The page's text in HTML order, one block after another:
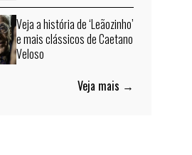
Veja a história de ‘Leãozinho’
e mais clássicos de Caetano
Veloso
Veja mais →